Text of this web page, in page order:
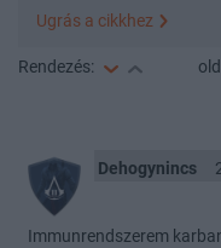
Ugrás a cikkhez
Rendezés:
Dehogynincs
Immunrendszerem